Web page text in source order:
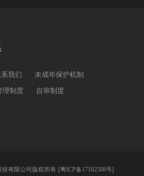
我们 未成年保护机制
理制度 自审制度
技有限公司版权所有 [粤ICP备17102508号]